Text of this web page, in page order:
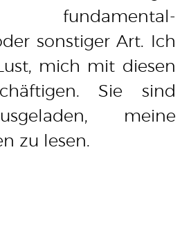
fundamental-
sonstiger Art. Ich
mich mit diesen
Sie sind
meine
zu lesen.